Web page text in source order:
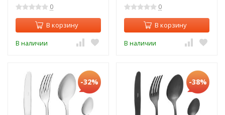
0
В корзину
В наличии
0
В корзину
В наличии
-32% -38%